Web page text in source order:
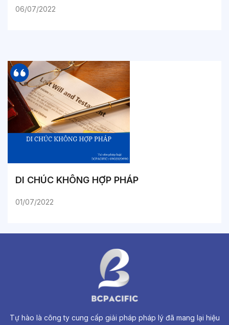
06/07/2022
DI CHÚC KHÔNG HỢP PHÁP
01/07/2022
Tự hào là công ty cung cấp giải pháp pháp lý đã mang lại hiệu